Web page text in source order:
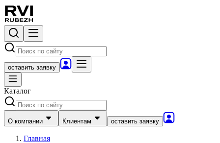
оставить заявку
Каталог
О компании Клиентам оставить заявку
Главная